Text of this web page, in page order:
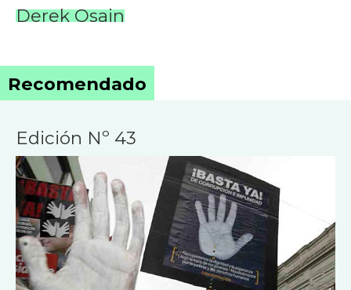
Derek Osain
Recomendado
Edición Nº 43